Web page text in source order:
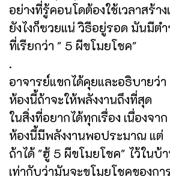
อย่างที่รู้คอนโดต้องใช้เวลาสร้า
ยังไงก็ซวยแน่ วิธีอยู่รอด มันมีต
ที่เรียกว่า " 5 ผีขโมยโชค"
.
อาจารย์แขกได้คุยและอธิบายว่า
ห้องนี้ถ้าจะให้พลังงานถึงที่สุด
ในสิ่งที่อยากได้ทุกเรื่อง เนื่องจาก
ห้องนี้มีพลังงานพอประมาณ แต่
ถ้าได้ "ฮู้ 5 ผีขโมยโชค" ไว้ในบ้
เท่ากับว่ามันจะขโมยโชคของกา